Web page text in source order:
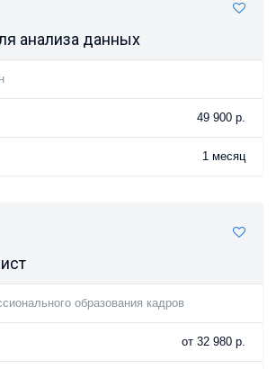
анализа данных
49 900 р.
1 месяц
образования кадров
от 32 980 р.